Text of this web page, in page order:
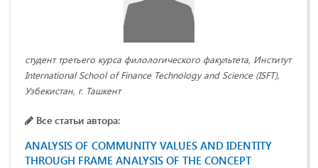
студент третьего курса филологического факультета, Институт
International School of Finance Technology and Science (ISFT),
Узбекистан, г. Ташкент
Все статьи автора:
ANALYSIS OF COMMUNITY VALUES AND IDENTITY
THROUGH FRAME ANALYSIS OF THE CONCEPT